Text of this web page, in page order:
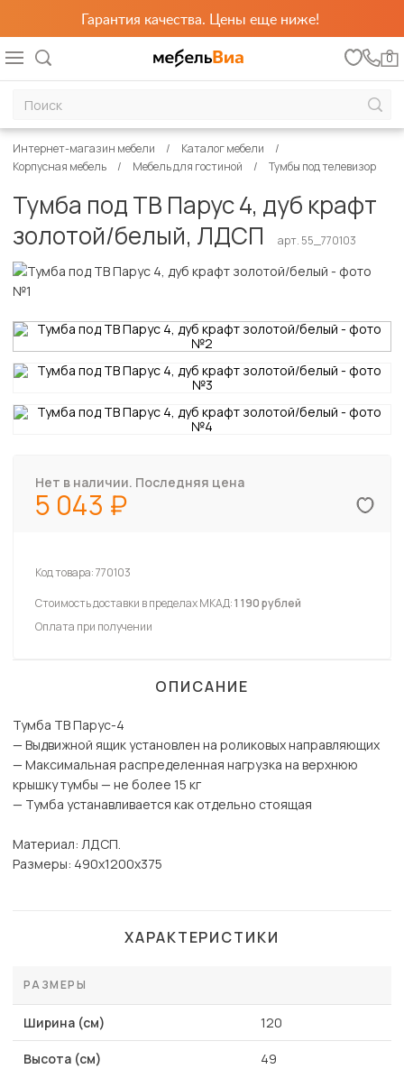
Гарантия качества. Цены еще ниже!
0
Интернет-магазин мебели
Каталог мебели
Корпусная мебель
Мебель для гостиной Тумбы под телевизор
Тумба под ТВ Парус 4, дуб крафт
золотой/белый, ЛДСП
арт. 55_770103
Нет в наличии. Последняя цена
5 043
Код товара:770103
Стоимость доставки в пределах МКАД:1 190 рублей
Оплата при получении
ОПИСАНИЕ
Тумба ТВ Парус-4
— Выдвижной ящик установлен на роликовых направляющих
— Максимальная распределенная нагрузка на верхнюю
крышку тумбы — не более 15 кг
— Тумба устанавливается как отдельно стоящая
Материал: ЛДСП.
Paзмеры: 490х1200х375
ХАРАКТЕРИСТИКИ
РАЗМЕРЫ
Ширина (см) 120
Высота (см) 49